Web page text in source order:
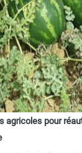
agricoles pour